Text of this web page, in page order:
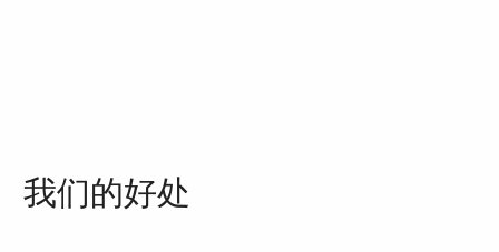
我们的好处